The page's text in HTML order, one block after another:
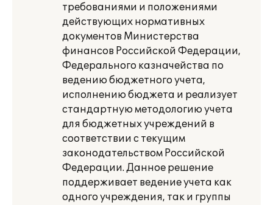
требованиями и положениями
действующих нормативных
документов Министерства
финансов Российской Федерации,
Федерального казначейства по
ведению бюджетного учета,
исполнению бюджета и реализует
стандартную методологию учета
для бюджетных учреждений в
соответствии с текущим
законодательством Российской
Федерации. Данное решение
поддерживает ведение учета как
одного учреждения, так и группы